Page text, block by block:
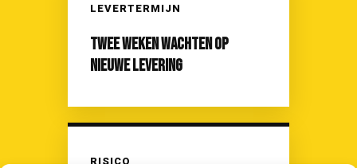
LEVERTERMIJN
TWEE WEKEN WACHTEN OP
NIEUWE LEVERING
RISICO